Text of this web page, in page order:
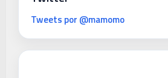
Tweets por @mamomo